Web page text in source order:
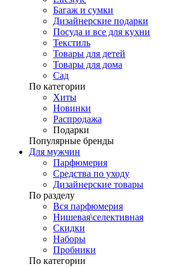
Багаж и сумки
Дизайнерские подарки
Посуда и все для кухни
Текстиль
Товары для детей
Товары для дома
Сад
По категории
Хиты
Новинки
Распродажа
Подарки
Популярные бренды
Для мужчин
Парфюмерия
Средства по уходу
Дизайнерские товары
По разделу
Вся парфюмерия
Нишевая\селективная
Скидки
Наборы
Пробники
По категории